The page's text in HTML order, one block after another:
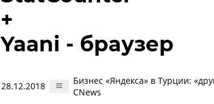
+
Yaani - браузер
28.12.2018
Бизнес «Яндекса» в Турции:
CNews